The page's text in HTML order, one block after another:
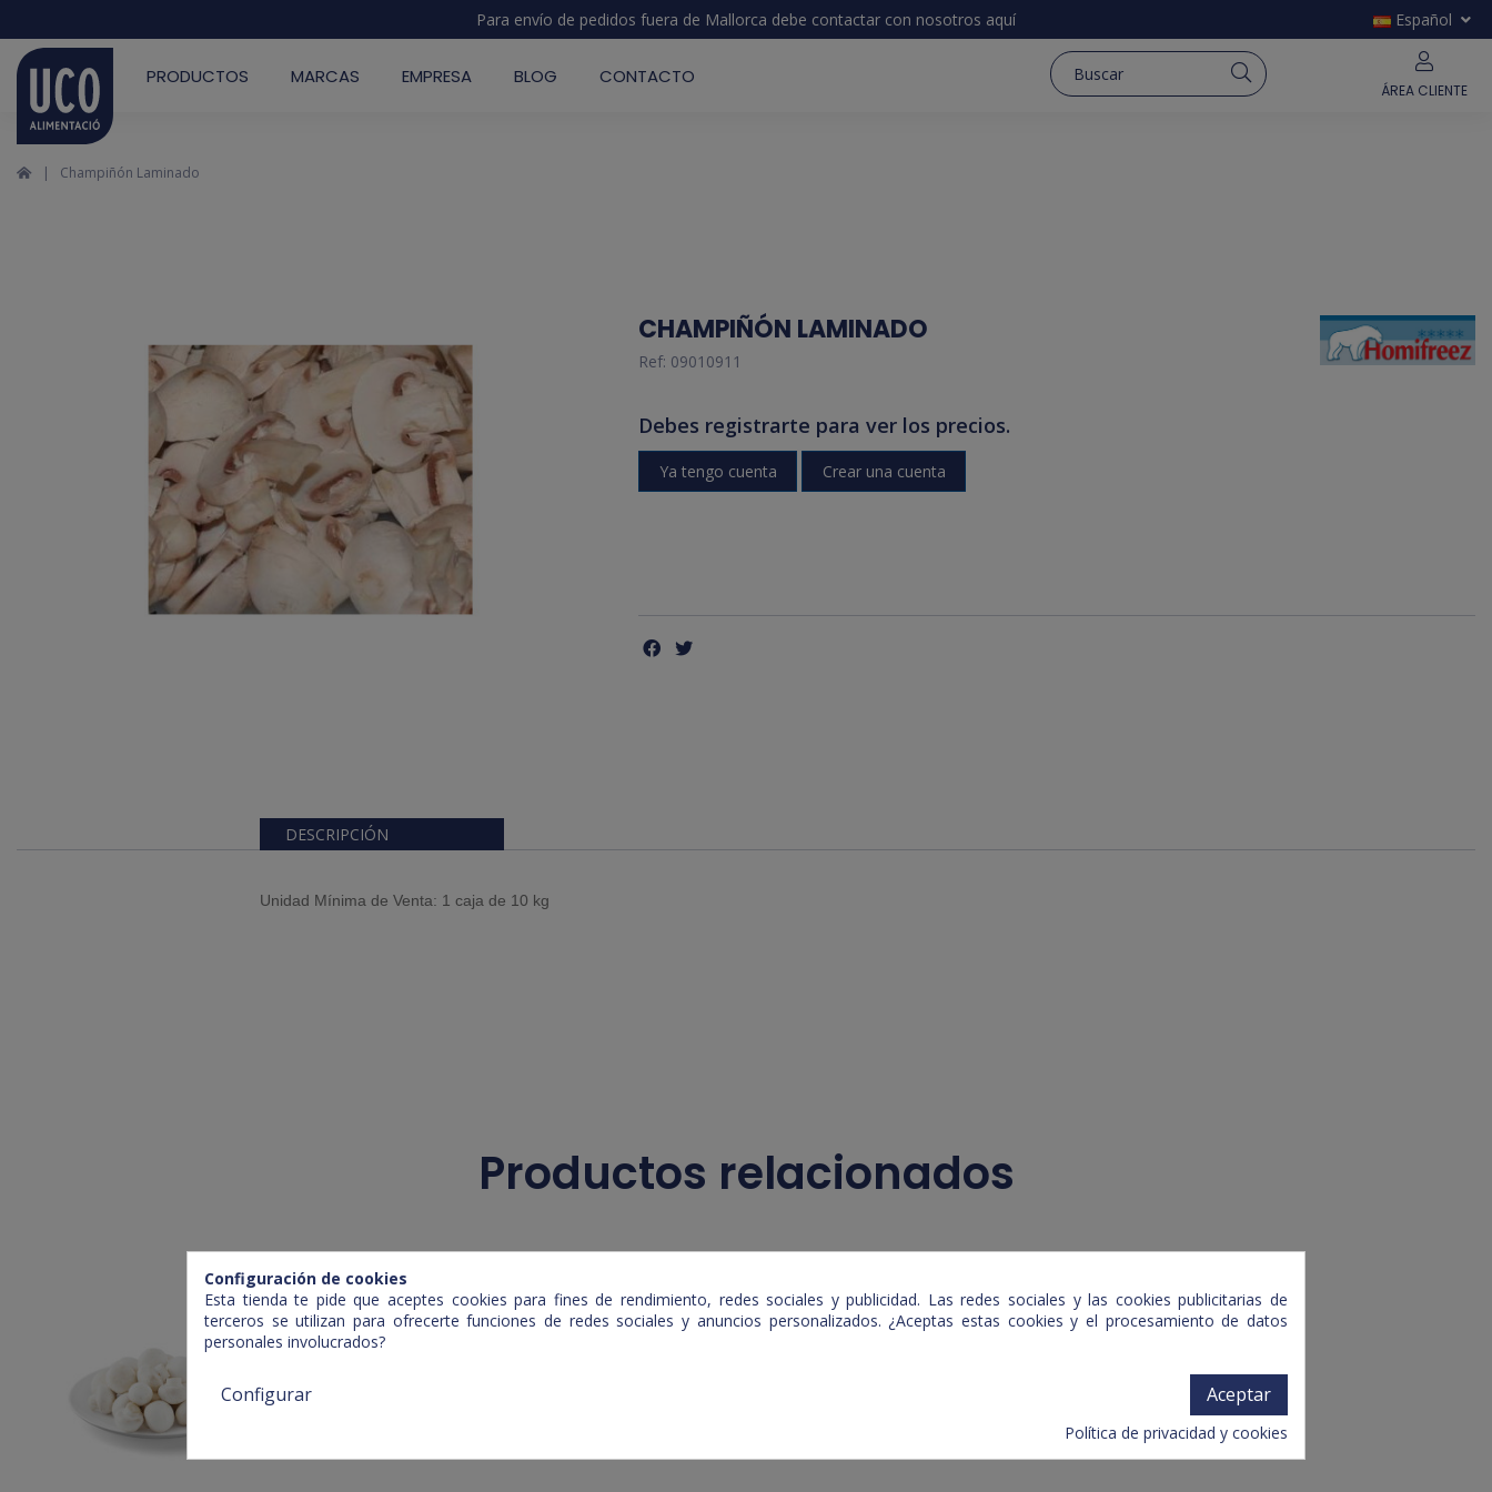
Para envío de pedidos fuera de Mallorca debe contactar con nosotros aquí Español
PRODUCTOS MARCAS EMPRESA BLOG CONTACTO
ÁREA CLIENTE
Champiñón Laminado
CHAMPIÑÓN LAMINADO
Ref: 09010911
Debes registrarte para ver los precios.
Ya tengo cuenta Crear una cuenta
DESCRIPCIÓN
Unidad Mínima de Venta: 1 caja de 10 kg
Productos relacionados
Configuración de cookies
Esta tienda te pide que aceptes cookies para fines de rendimiento, redes sociales y publicidad. Las redes sociales y las cookies publicitarias de
terceros se utilizan para ofrecerte funciones de redes sociales y anuncios personalizados. ¿Aceptas estas cookies y el procesamiento de datos
personales involucrados?
Aceptar
Configurar
Política de privacidad y cookies